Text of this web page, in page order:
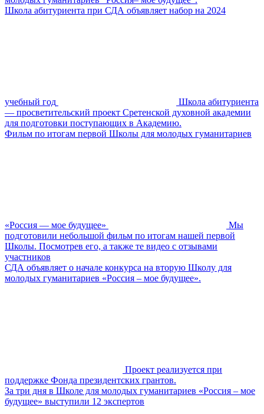
Школа абитуриента при СДА объявляет набор на 2024
учебный год
Школа абитуриента
— просветительский проект Сретенской духовной академии
для подготовки поступающих в Академию.
Фильм по итогам первой Школы для молодых гуманитариев
«Россия — мое будущее»
Мы
подготовили небольшой фильм по итогам нашей первой
Школы. Посмотрев его, а также те видео с отзывами
участников
СДА объявляет о начале конкурса на вторую Школу для
молодых гуманитариев «Россия – мое будущее».
Проект реализуется при
поддержке Фонда президентских грантов.
За три дня в Школе для молодых гуманитариев «Россия – мое
будущее» выступили 12 экспертов